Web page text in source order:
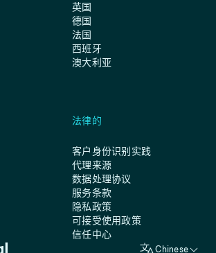
英国
德国
法国
西班牙
澳大利亚
法律的
客户身份识别实践
代理来源
数据处理协议
服务条款
隐私政策
可接受使用政策
信任中心
Chinese